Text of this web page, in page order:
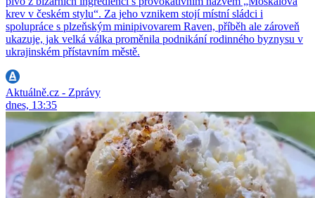
krev v českém stylu“. Za jeho vznikem stojí místní sládci i
spolupráce s plzeňským minipivovarem Raven, příběh ale zároveň
ukazuje, jak velká válka proměnila podnikání rodinného byznysu v
ukrajinském přístavním městě.
Aktuálně.cz - Zprávy
dnes, 13:35